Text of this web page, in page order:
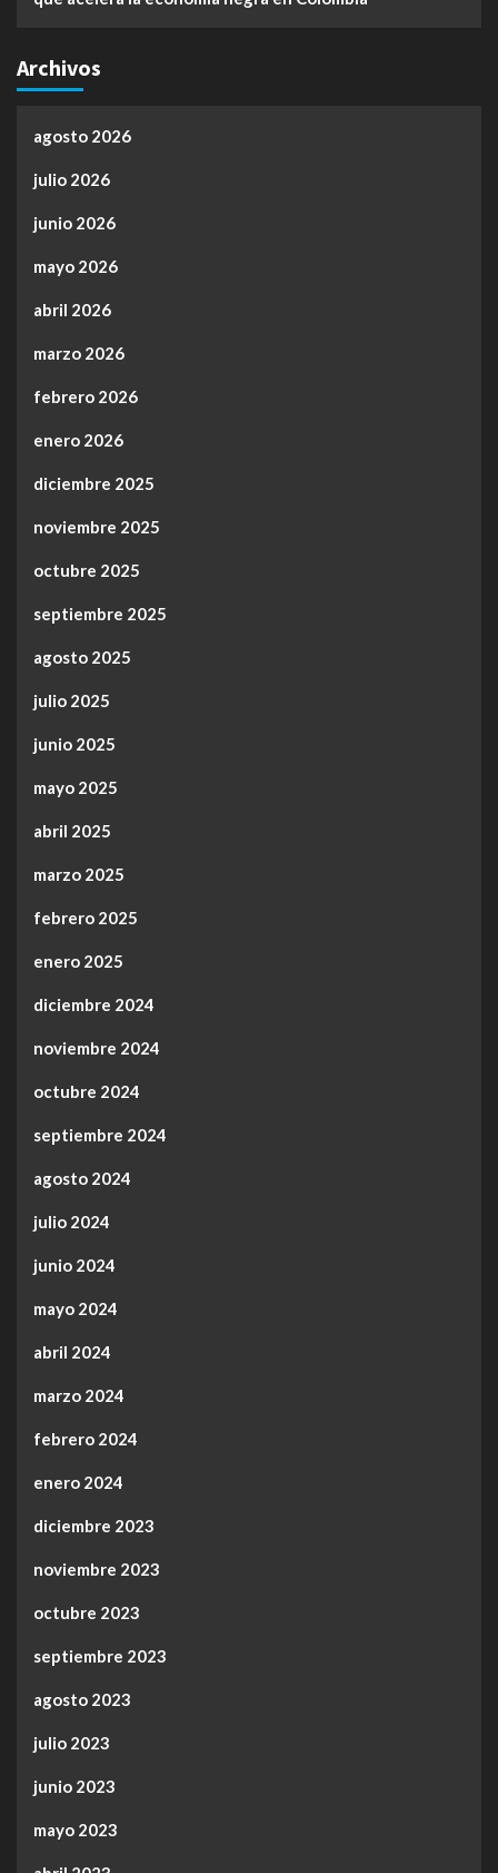
Archivos
agosto 2026
julio 2026
junio 2026
mayo 2026
abril 2026
marzo 2026
febrero 2026
enero 2026
diciembre 2025
noviembre 2025
octubre 2025
septiembre 2025
agosto 2025
julio 2025
junio 2025
mayo 2025
abril 2025
marzo 2025
febrero 2025
enero 2025
diciembre 2024
noviembre 2024
octubre 2024
septiembre 2024
agosto 2024
julio 2024
junio 2024
mayo 2024
abril 2024
marzo 2024
febrero 2024
enero 2024
diciembre 2023
noviembre 2023
octubre 2023
septiembre 2023
agosto 2023
julio 2023
junio 2023
mayo 2023